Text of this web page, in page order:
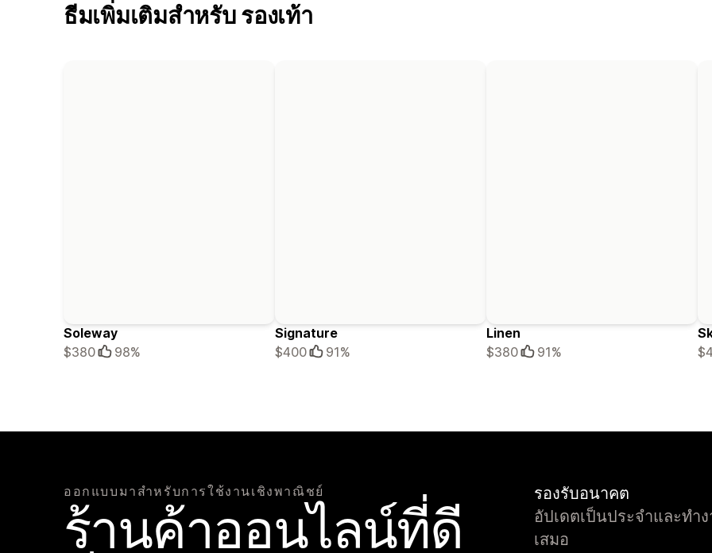
ธีมเพิ่มเติมสำหรับ รองเท้า
Soleway
$380
98%
Signature
$400
91%
Linen
$380
91%
ออกแบบมาสำหรับการใช้งานเชิงพาณิชย์
ร้านค้าออนไลน์ที่ดี
รองรับอนาคต
อัปเดตเป็นประจำและทำ
เสมอ